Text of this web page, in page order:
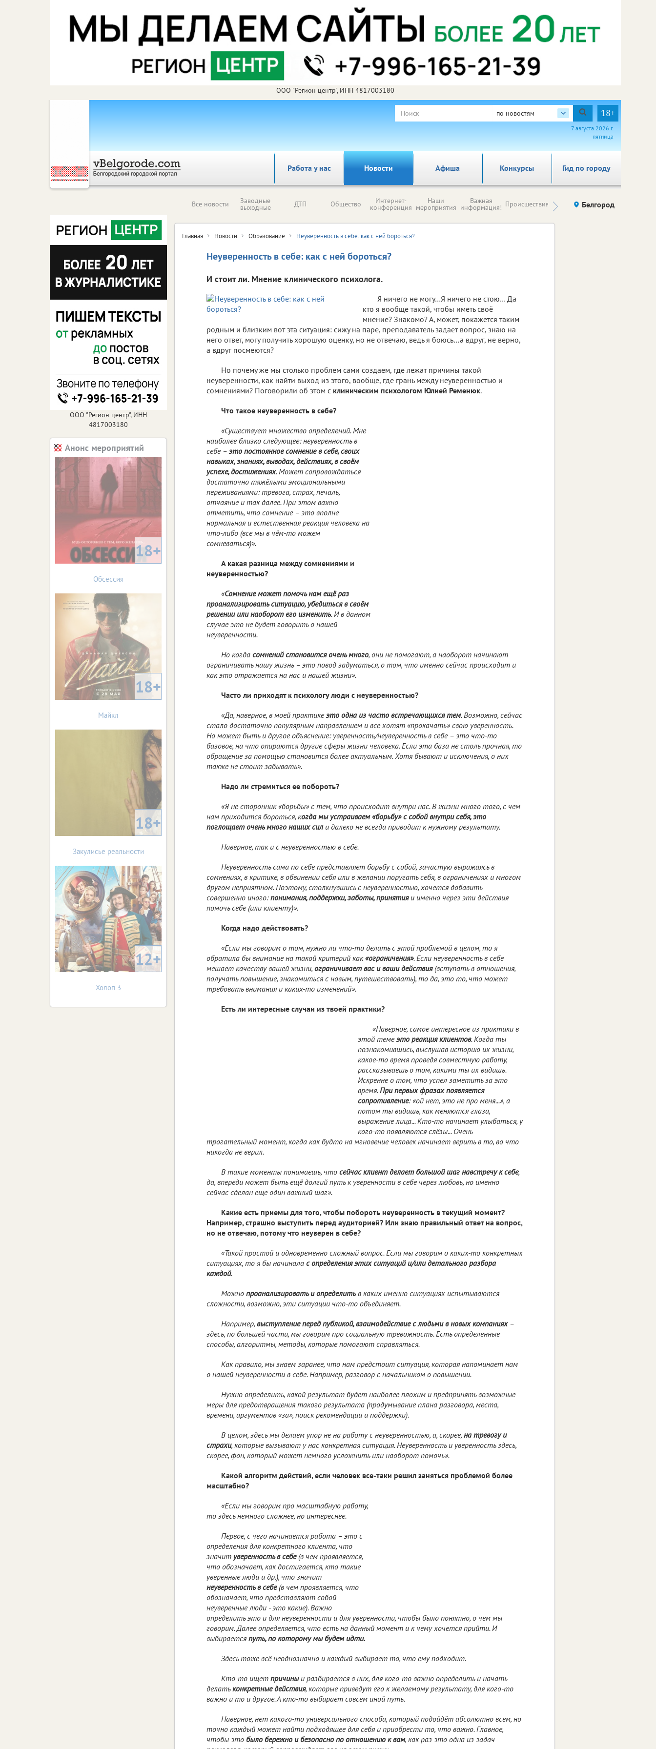
ООО "Регион центр", ИНН 4817003180
по новостям 18+
7 августа 2026 г.
пятница
Работа у нас Новости Афиша Гид по городу
Конкурсы
Все новости Заводные
выходные ДТП Общество Интернет-
конференция
Наши
мероприятия
Важная
информация! Происшествия Здоровье компаний (на
правах
Белгород
Главная Новости Образование Неуверенность в себе: как с ней бороться?
Неуверенность в себе: как с ней бороться?
И стоит ли. Мнение клинического психолога.
Я ничего не могу…Я ничего не стою… Да
кто я вообще такой, чтобы иметь своё
мнение? Знакомо? А, может, покажется таким
родным и близким вот эта ситуация: сижу на паре, преподаватель задает вопрос, знаю на
него ответ, могу получить хорошую оценку, но не отвечаю, ведь я боюсь…а вдруг, не верно,
а вдруг посмеются?
Но почему же мы столько проблем сами создаем, где лежат причины такой
неуверенности, как найти выход из этого, вообще, где грань между неуверенностью и
сомнениями? Поговорили об этом с клиническим психологом Юлией Ременюк.
Что такое неуверенность в себе?
«Существует множество определений. Мне
наиболее близко следующее: неуверенность в
себе – это постоянное сомнение в себе, своих
навыках, знаниях, выводах, действиях, в своём
успехе, достижениях. Может сопровождаться
достаточно тяжёлыми эмоциональными
переживаниями: тревога, страх, печаль,
отчаяние и так далее. При этом важно
отметить, что сомнение – это вполне
нормальная и естественная реакция человека на
что-либо (все мы в чём-то можем
сомневаться)».
А какая разница между сомнениями и
неуверенностью?
«Сомнение может помочь нам ещё раз
проанализировать ситуацию, убедиться в своём
решении или наоборот его изменить. И в данном
случае это не будет говорить о нашей
неуверенности.
Но когда сомнений становится очень много, они не помогают, а наоборот начинают
ограничивать нашу жизнь – это повод задуматься, о том, что именно сейчас происходит и
как это отражается на нас и нашей жизни».
Часто ли приходят к психологу люди с неуверенностью?
«Да, наверное, в моей практикеэто одна из часто встречающихся тем. Возможно, сейчас
стало достаточно популярным направлением и все хотят «прокачать» свою уверенность.
Но может быть и другое объяснение: уверенность/неуверенность в себе – это что-то
базовое, на что опираются другие сферы жизни человека. Если эта база не столь прочная, то
обращение за помощью становится более актуальным. Хотя бывают и исключения, о них
также не стоит забывать».
Надо ли стремиться ее побороть?
«Я не сторонник «борьбы» с тем, что происходит внутри нас. В жизни много того, с чем
нам приходится бороться, когда мы устраиваем «борьбу» с собой внутри себя, это
поглощает очень много наших сили далеко не всегда приводит к нужному результату.
Наверное, так и с неуверенностью в себе.
Неуверенность сама по себе представляет борьбу с собой, зачастую выражаясь в
сомнениях, в критике, в обвинении себя или в желании поругать себя, в ограничениях и многом
другом неприятном. Поэтому, столкнувшись с неуверенностью, хочется добавить
совершенно иного:понимания, поддержки, заботы, принятия и именно через эти действия
помочь себе (или клиенту)».
Когда надо действовать?
«Если мы говорим о том, нужно ли что-то делать с этой проблемой в целом, то я
обратила бы внимание на такой критерий как«ограничения». Если неуверенность в себе
мешает качеству вашей жизни, ограничивает вас и ваши действия(вступать в отношения,
получать повышение, знакомиться с новым, путешествовать), то да, это то, что может
требовать внимания и каких-то изменений».
Есть ли интересные случаи из твоей практики?
«Наверное, самое интересное из практики в
этой темеэто реакция клиентов. Когда ты
познакомившись, выслушав историю их жизни,
какое-то время проведя совместную работу,
рассказываешь о том, какими ты их видишь.
Искренне о том, что успел заметить за это
время.При первых фразах появляется
сопротивление: «ой нет, это не про меня...», а
потом ты видишь, как меняются глаза,
выражение лица... Кто-то начинает улыбаться, у
кого-то появляются слёзы... Очень
трогательный момент, когда как будто на мгновение человек начинает верить в то, во что
никогда не верил.
В такие моменты понимаешь, что сейчас клиент делает большой шаг навстречу к себе,
да, впереди может быть ещё долгий путь к уверенности в себе через любовь, но именно
сейчас сделан еще один важный шаг».
Какие есть приемы для того, чтобы побороть неуверенность в текущий момент?
Например, страшно выступить перед аудиторией? Или знаю правильный ответ на вопрос,
но не отвечаю, потому что неуверен в себе?
«Такой простой и одновременно сложный вопрос. Если мы говорим о каких-то конкретных
ситуациях, то я бы начинала с определения этих ситуаций и/или детального разбора
каждой.
Можно проанализировать и определитьв каких именно ситуациях испытываются
сложности, возможно, эти ситуации что-то объединяет.
Например, выступление перед публикой, взаимодействие с людьми в новых компаниях–
здесь, по большей части, мы говорим про социальную тревожность. Есть определенные
способы, алгоритмы, методы, которые помогают справляться.
Как правило, мы знаем заранее, что нам предстоит ситуация, которая напоминает нам
о нашей неуверенности в себе. Например, разговор с начальником о повышении.
Нужно определить, какой результат будет наиболее плохим и предпринять возможные
меры для предотвращения такого результата (продумывание плана разговора, места,
времени, аргументов «за», поиск рекомендации и поддержки).
В целом, здесь мы делаем упор не на работу с неуверенностью, а, скорее, на тревогу и
страхи, которые вызывают у нас конкретная ситуация. Неуверенность и уверенность здесь,
скорее, фон, который может немного усложнить или наоборот помочь».
Какой алгоритм действий, если человек все-таки решил заняться проблемой более
масштабно?
«Если мы говорим про масштабную работу,
то здесь немного сложнее, но интереснее.
Первое, с чего начинается работа – это с
определения для конкретного клиента, что
значит уверенность в себе(в чем проявляется,
что обозначает, как достигается, кто такие
уверенные люди и др.), что значит
неуверенность в себе(в чем проявляется, что
обозначает, что представляют собой
неуверенные люди - это какие). Важно
определить это и для неуверенности и для уверенности, чтобы было понятно, о чем мы
говорим. Далее определяется, что есть на данный момент и к чему хочется прийти. И
выбирается путь, по которому мы будем идти.
Здесь тоже всё неоднозначно и каждый выбирает то, что ему подходит.
Кто-то ищет причиныи разбирается в них, для кого-то важно определить и начать
делатьконкретные действия, которые приведут его к желаемому результату, для кого-то
важно и то и другое. А кто-то выбирает совсем иной путь.
Наверное, нет какого-то универсального способа, который подойдёт абсолютно всем, но
точно каждый может найти подходящее для себя и приобрести то, что важно. Главное,
чтобы это было бережно и безопасно по отношению к вам, как раз это одна из задач
ООО "Регион центр", ИНН
4817003180
Анонс мероприятий
18+
Обсессия
18+
Майкл
18+
Закулисье реальности
12+
Холоп 3